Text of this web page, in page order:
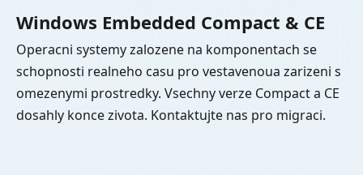
Windows Embedded Compact & CE
Operacni systemy zalozene na komponentach se
schopnosti realneho casu pro vestavenoua zarizeni s
omezenymi prostredky. Vsechny verze Compact a CE
dosahly konce zivota. Kontaktujte nas pro migraci.